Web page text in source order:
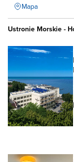
Mapa
Ustronie Morskie -